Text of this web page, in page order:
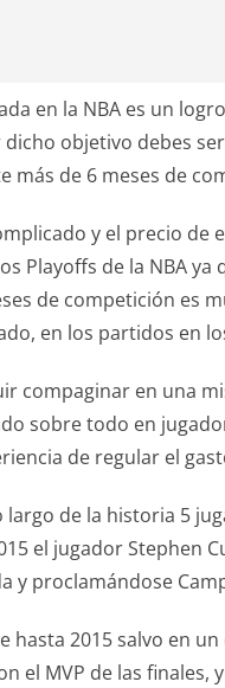
en la NBA es un
dicho objetivo debes
más de 6 meses de
y el precio de
Playoffs de la NBA
de competición es
en los partidos en
compaginar en una
sobre todo en
de regular el
largo de la historia 5
el jugador Stephen
y proclamándose
hasta 2015 salvo en
el MVP de las finales,